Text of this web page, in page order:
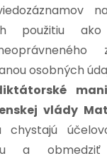
použitiu ako
osobných
vlády
chystajú
a obmedziť